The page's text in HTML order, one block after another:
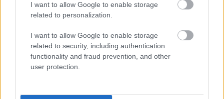
I want to allow Google to enable storage
related to personalization.
I want to allow Google to enable storage
related to security, including authentication
functionality and fraud prevention, and other
user protection.